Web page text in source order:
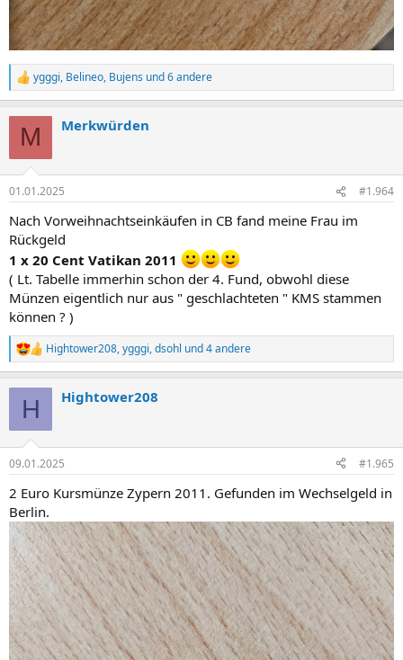
R
e
e
:
ygggi, Belineo, Bujens und 6 andere
M Merkwürden
01.01.2025 #1.964
Nach Vorweihnachtseinkäufen in CB fand meine Frau im
Rückgeld
1 x 20 Cent Vatikan 2011
( Lt. Tabelle immerhin schon der 4. Fund, obwohl diese
Münzen eigentlich nur aus " geschlachteten " KMS stammen
können ? )
R
e
e
:
Hightower208,ygggi,dsohl und 4 andere
H Hightower208
09.01.2025 #1.965
2 Euro Kursmünze Zypern 2011. Gefunden im Wechselgeld in
Berlin.